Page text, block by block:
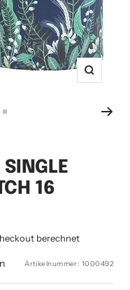
Zoom
gehen
16
berechnet
Artikelnummer: 1000492